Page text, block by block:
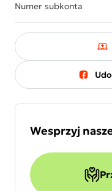
Numer subkonta
Wesprzyj